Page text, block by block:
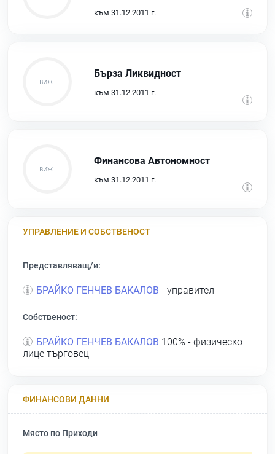
към 31.12.2011 г.
Бърза Ликвидност
към 31.12.2011 г.
Финансова Автономност
към 31.12.2011 г.
УПРАВЛЕНИЕ И СОБСТВЕНОСТ
Представляващ/и:
БРАЙКО ГЕНЧЕВ БАКАЛОВ - управител
Собственост:
БРАЙКО ГЕНЧЕВ БАКАЛОВ 100% - физическо
лице търговец
ФИНАНСОВИ ДАННИ
Място по Приходи